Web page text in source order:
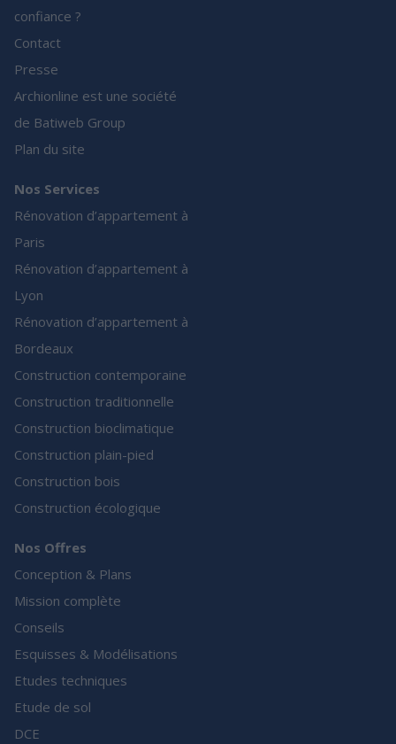
confiance ?
Contact
Presse
Archionline est une société
de Batiweb Group
Plan du site
Nos Services
Rénovation d’appartement à
Paris
Rénovation d’appartement à
Lyon
Rénovation d’appartement à
Bordeaux
Construction contemporaine
Construction traditionnelle
Construction bioclimatique
Construction plain-pied
Construction bois
Construction écologique
Nos Offres
Conception & Plans
Mission complète
Conseils
Esquisses & Modélisations
Etudes techniques
Etude de sol
DCE